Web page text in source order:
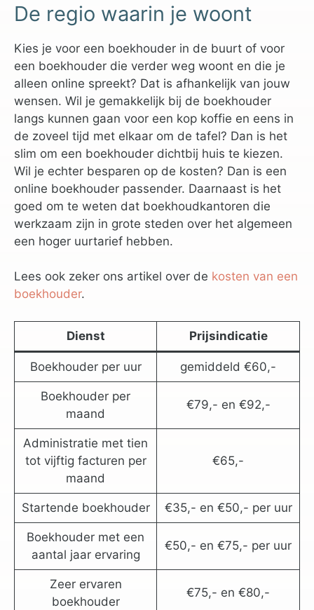
De regio waarin je woont
Kies je voor een boekhouder in de buurt of voor
een boekhouder die verder weg woont en die je
alleen online spreekt? Dat is afhankelijk van jouw
wensen. Wil je gemakkelijk bij de boekhouder
langs kunnen gaan voor een kop koffie en eens in
de zoveel tijd met elkaar om de tafel? Dan is het
slim om een boekhouder dichtbij huis te kiezen.
Wil je echter besparen op de kosten? Dan is een
online boekhouder passender. Daarnaast is het
goed om te weten dat boekhoudkantoren die
werkzaam zijn in grote steden over het algemeen
een hoger uurtarief hebben.
Lees ook zeker ons artikel over de kosten van een
boekhouder.
Dienst Prijsindicatie
Boekhouder per uur gemiddeld €60,-
Boekhouder per
maand
€79,- en €92,-
Administratie met tien
tot vijftig facturen per
maand
€65,-
Startende boekhouder €35,- en €50,- per uur
Boekhouder met een
aantal jaar ervaring
€50,- en €75,- per uur
Zeer ervaren
boekhouder
€75,- en €80,-